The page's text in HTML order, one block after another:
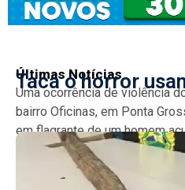
Últimas Notícias
Taca o horror
Uma ocorrência de violência
bairro Oficinas, em Ponta
em flagrante de um homem